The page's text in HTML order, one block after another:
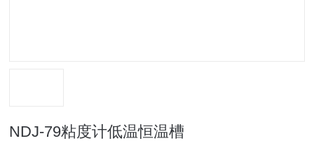
NDJ-79粘度计低温恒温槽